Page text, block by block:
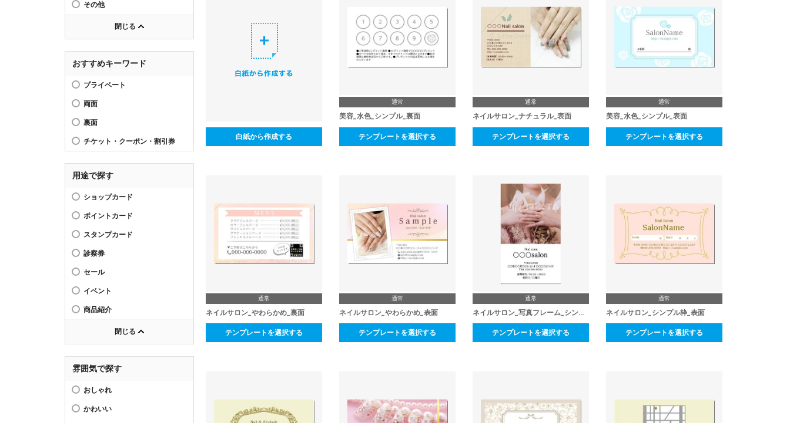
その他
閉じる
おすすめキーワード
プライベート
両面
裏面
チケット・クーポン・割引券
用途で探す
ショップカード
ポイントカード
スタンプカード
診察券
セール
イベント
商品紹介
閉じる
雰囲気で探す
おしゃれ
かわいい
白紙から作成する
通常
美容_水色_シンプル_裏面
テンプレートを選択する
通常
ネイルサロン_ナチュラル_表面
テンプレートを選択する
通常
美容_水色_シンプル_表面
テンプレートを選択する
通常
ネイルサロン_やわらかめ_裏面
テンプレートを選択する
通常
ネイルサロン_やわらかめ_表面
テンプレートを選択する
通常
ネイルサロン_写真フレーム_シンプル
テンプレートを選択する
通常
ネイルサロン_シンプル枠_表面
テンプレートを選択する